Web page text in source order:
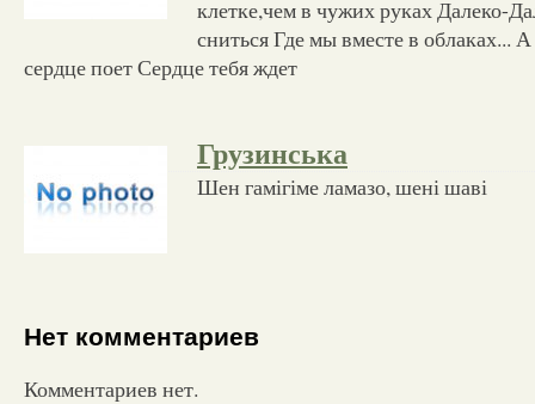
клетке,чем в чужих руках Далеко-
сниться Где мы вместе в облаках...
сердце поет Сердце тебя ждет
Грузинська
Шен гамігіме ламазо, шені шаві
Нет комментариев
Комментариев нет.